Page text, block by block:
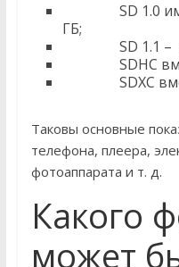
SD 1.0
ГБ;
SD 1.1 –
SDHC
SDXC
Таковы основные
телефона, плеера,
фотоаппарата и т. д.
Какого
может